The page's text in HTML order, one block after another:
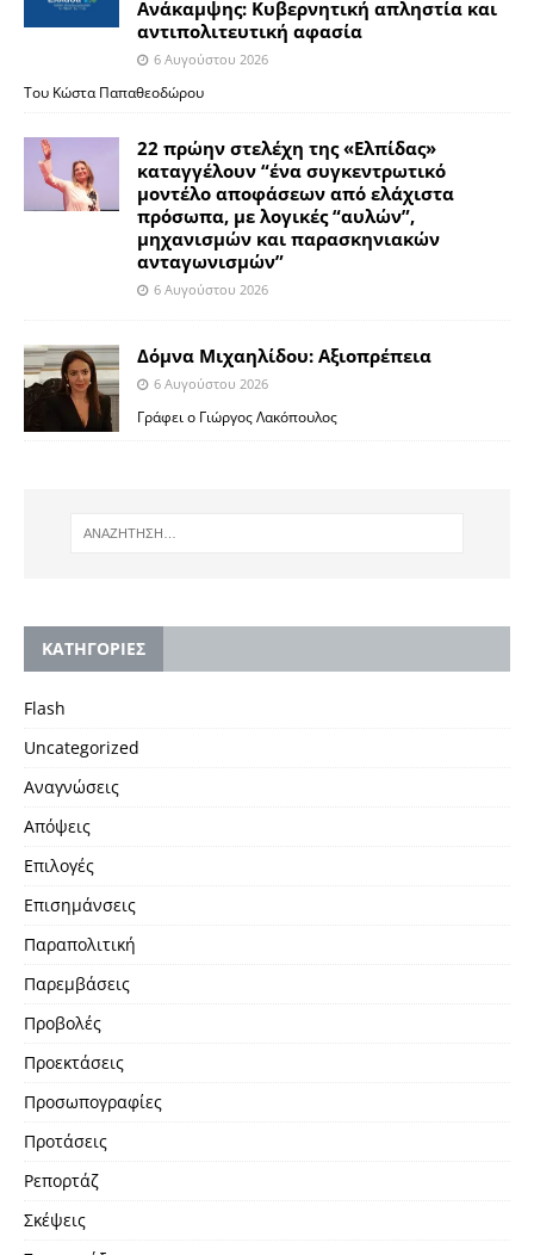
Ανάκαμψης: Κυβερνητική απληστία και
αντιπολιτευτική αφασία
6 Αυγούστου 2026
Του Κώστα Παπαθεοδώρου
22 πρώην στελέχη της «Ελπίδας»
καταγγέλουν “ένα συγκεντρωτικό
μοντέλο αποφάσεων από ελάχιστα
πρόσωπα, με λογικές “αυλών”,
μηχανισμών και παρασκηνιακών
ανταγωνισμών”
6 Αυγούστου 2026
Δόμνα Μιχαηλίδου: Αξιοπρέπεια
6 Αυγούστου 2026
Γράφει ο Γιώργος Λακόπουλος
KΑΤΗΓΟΡΙΕΣ
Flash
Uncategorized
Αναγνώσεις
Απόψεις
Επιλογές
Επισημάνσεις
Παραπολιτική
Παρεμβάσεις
Προβολές
Προεκτάσεις
Προσωπογραφίες
Προτάσεις
Ρεπορτάζ
Σκέψεις